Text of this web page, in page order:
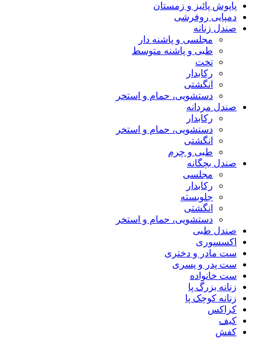
پاپوش پائیز و زمستان
دمپایی روفرشی
صندل زنانه
مجلسی و پاشنه دار
طبی و پاشنه متوسط
تخت
رکابدار
انگشتی
دستشویی، حمام و استخر
صندل مردانه
رکابدار
دستشویی، حمام و استخر
انگشتی
طبی و چرم
صندل بچگانه
مجلسی
رکابدار
جلوبسته
انگشتی
دستشویی، حمام و استخر
صندل طبی
اکسسوری
ست مادر و دختری
ست پدر و پسری
ست خانواده
زنانه بزرگ پا
زنانه کوچک پا
کراکس
کیف
کفش